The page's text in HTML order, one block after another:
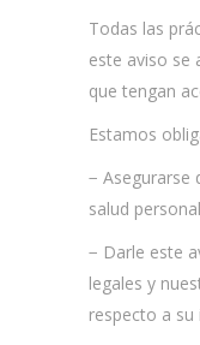
Todas las
este aviso se
que tengan
Estamos
− Asegurarse
salud
− Darle este
legales y
respecto a